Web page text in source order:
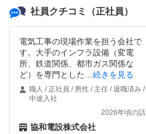
社員クチコミ （正社員）
電気工事の現場作業を担う会社で
す。大手のインフラ設備（変電
所、鉄道関係、都市ガス関係な
ど）を専門とした
続きを見る
職人 / 正社員 / 男性 / 主任 / 退職済み /
中途入社
2026年頃の話
協和電設株式会社